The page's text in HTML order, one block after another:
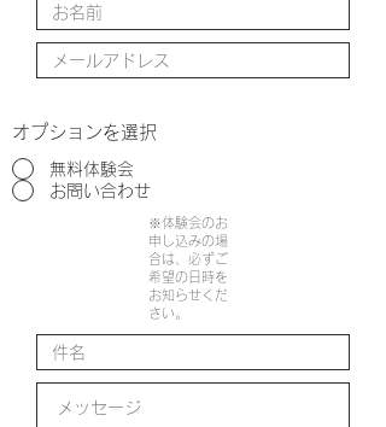
オプションを選択
無料体験会
お問い合わせ
※体験会のお
申し込みの場
合は、必ずご
希望の日時を
お知らせくだ
さい。